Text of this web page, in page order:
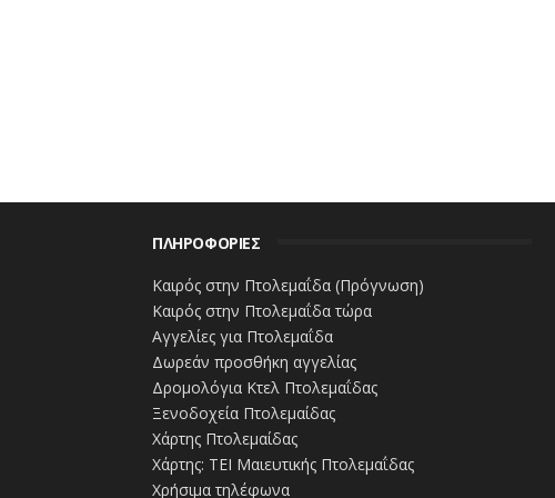
ΠΛΗΡΟΦΟΡΙΕΣ
Καιρός στην Πτολεμαΐδα (Πρόγνωση)
Καιρός στην Πτολεμαΐδα τώρα
Αγγελίες για Πτολεμαΐδα
Δωρεάν προσθήκη αγγελίας
Δρομολόγια Κτελ Πτολεμαΐδας
Ξενοδοχεία Πτολεμαίδας
Χάρτης Πτολεμαίδας
Χάρτης: ΤΕΙ Μαιευτικής Πτολεμαΐδας
Χρήσιμα τηλέφωνα